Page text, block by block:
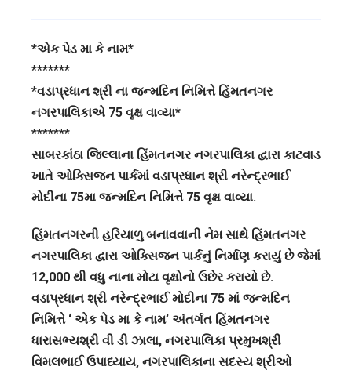
*એક પેડ મા કે નામ*
*******
*વડાપ્રધાન શ્રી ના જન્મદિન નિમિત્તે હિંમતનગર
નગરપાલિકાએ 75 વૃક્ષ વાવ્યા*
*******
સાબરકાંઠા જિલ્લાના હિંમતનગર નગરપાલિકા દ્વારા કાટવાડ
ખાતે ઓક્સિજન પાર્કમાં વડાપ્રધાન શ્રી નરેન્દ્રભાઈ
મોદીના 75મા જન્મદિન નિમિત્તે 75 વૃક્ષ વાવ્યા.
હિંમતનગરની હરિયાળુ બનાવવાની નેમ સાથે હિંમતનગર
નગરપાલિકા દ્વારા ઓક્સિજન પાર્કનું નિર્માણ કરાયું છે જેમાં
12,000 થી વધુ નાના મોટા વૃક્ષોનો ઉછેર કરાયો છે.
વડાપ્રધાન શ્રી નરેન્દ્રભાઈ મોદીના 75 માં જન્મદિન
નિમિત્તે ‘ એક પેડ મા કે નામ’ અંતર્ગત હિંમતનગર
ધારાસભ્યશ્રી વી ડી ઝાલા, નગરપાલિકા પ્રમુખશ્રી
વિમલભાઈ ઉપાધ્યાય, નગરપાલિકાના સદસ્ય શ્રીઓ